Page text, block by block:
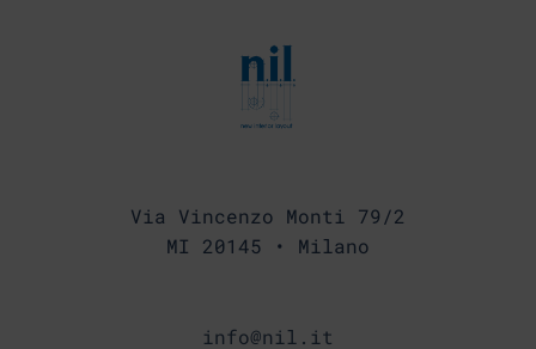
Via Vincenzo Monti 79/2
MI 20145 • Milano
info@nil.it